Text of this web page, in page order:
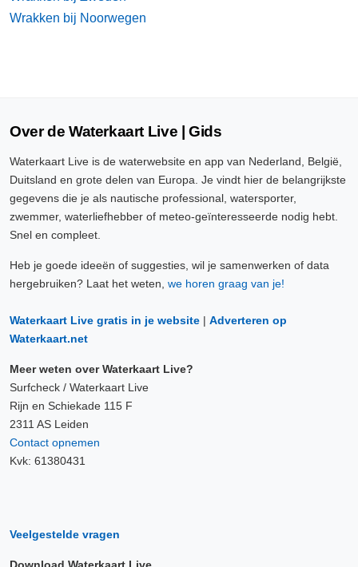
Wrakken bij Noorwegen
Over de Waterkaart Live | Gids
Waterkaart Live is de waterwebsite en app van Nederland, België,
Duitsland en grote delen van Europa. Je vindt hier de belangrijkste
gegevens die je als nautische professional, watersporter,
zwemmer, waterliefhebber of meteo-geïnteresseerde nodig hebt.
Snel en compleet.
Heb je goede ideeën of suggesties, wil je samenwerken of data
hergebruiken? Laat het weten, we horen graag van je!
Waterkaart Live gratis in je website | Adverteren op
Waterkaart.net
Meer weten over Waterkaart Live?
Surfcheck / Waterkaart Live
Rijn en Schiekade 115 F
2311 AS Leiden
Contact opnemen
Kvk: 61380431
Veelgestelde vragen